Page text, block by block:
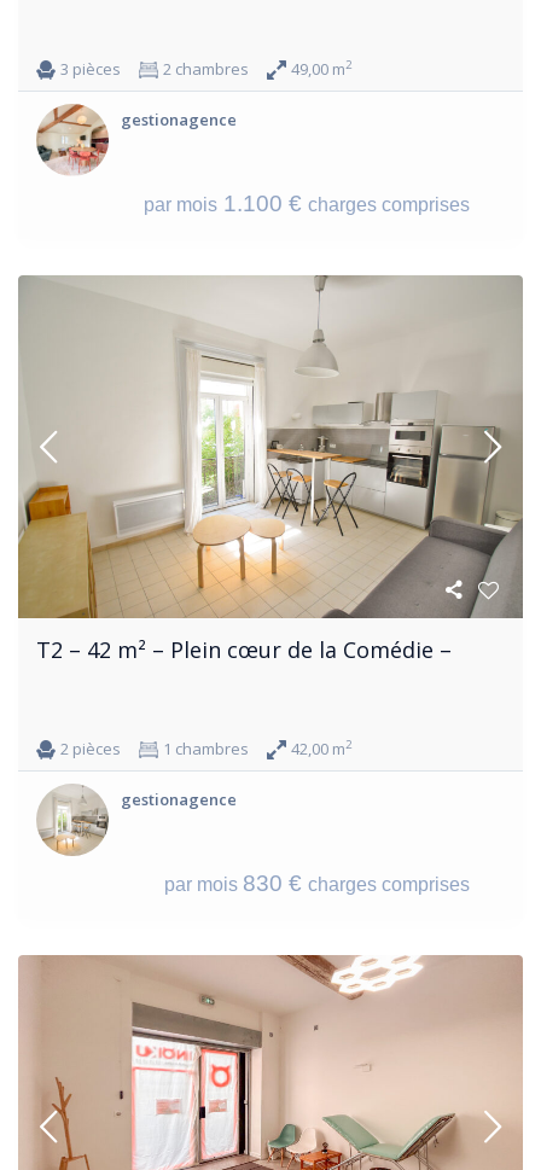
3 pièces 2 chambres 49,00 m2
gestionagence
par mois 1.100 € charges comprises
T2 – 42 m² – Plein cœur de la Comédie –
2 pièces 1 chambres 42,00 m2
gestionagence
par mois 830 € charges comprises